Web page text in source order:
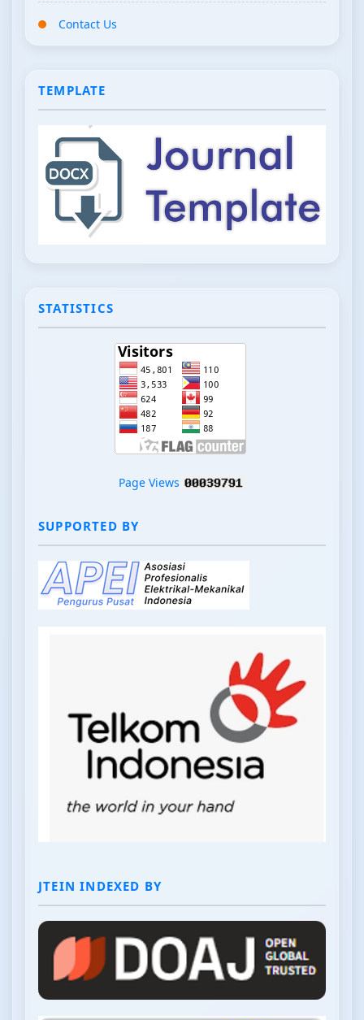
Contact Us
TEMPLATE
STATISTICS
Page Views
SUPPORTED BY
JTEIN INDEXED BY